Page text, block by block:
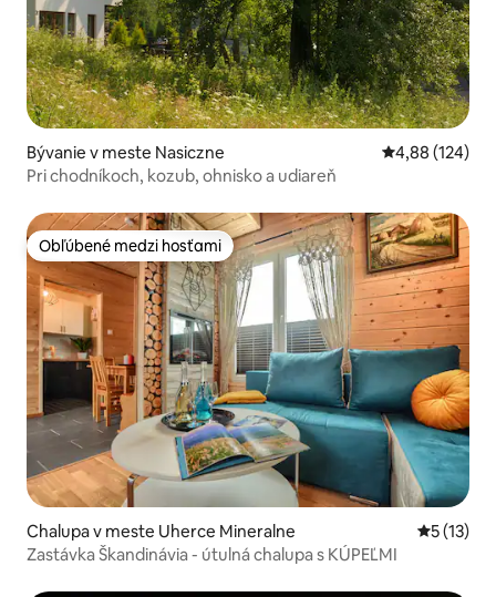
Bývanie v meste Nasiczne Priemerné
4,88 (124)
Pri chodníkoch, kozub, ohnisko a udiareň
Obľúbené medzi hosťami
Obľúbené medzi hosťami
Chalupa v meste Uherce Mineralne
5 (13)
Zastávka Škandinávia - útulná chalupa s KÚPEĽMI